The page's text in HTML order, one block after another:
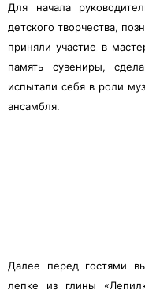
Для начала
детского творчества,
приняли участие в
память сувениры,
испытали себя в роли
ансамбля.
Далее перед гостями
лепке из глины